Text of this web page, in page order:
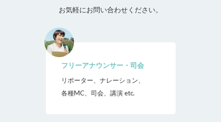
お気軽にお問い合わせください。
フリーアナウンサー・司会
リポーター、ナレーション、
各種MC、司会、講演 etc.